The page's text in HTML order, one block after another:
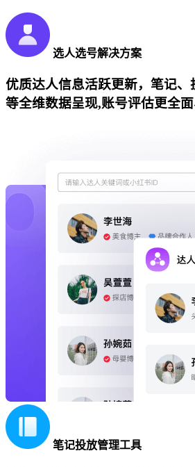
选人选号解决方案
优质达人信息活跃更新，笔记、
等全维数据呈现,账号评估更全面
笔记投放管理工具